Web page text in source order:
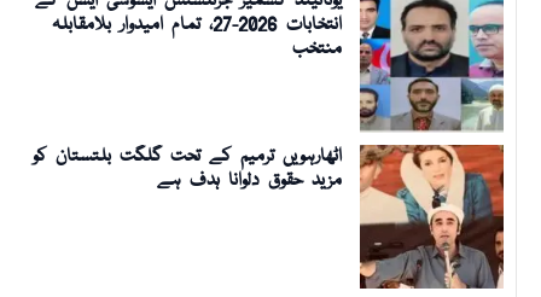
انتخابات 2026-27، تمام امیدوار بلامقابلہ
منتخب
اٹھارہویں ترمیم کے تحت گلگت بلتستان کو
مزید حقوق دلوانا ہدف ہے